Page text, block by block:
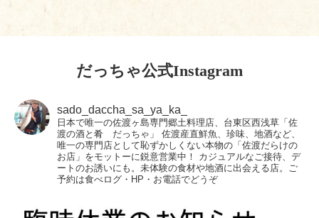
だっちゃ公式Instagram
sado_daccha_sa_ya_ka_
日本で唯一の佐渡ヶ島専門郷土料理店、台東区西浅草「佐
渡の酒と肴 だっちゃ」
佐渡産直鮮魚、珍味、地酒など、
唯一の専門店として恥ずかしくない本物の「佐渡だらけの
お店」をモットーに鋭意営業中！
カジュアルなご接待、デ
ートのお誘いにも。未体験の食材や地酒に出会える店。ご
予約は食べログ・HP・お電話でどうぞ